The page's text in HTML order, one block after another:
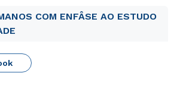
COM ENFÂSE AO ESTUDO